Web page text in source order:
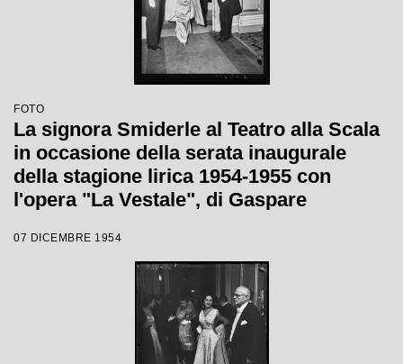
FOTO
La signora Smiderle al Teatro alla Scala
in occasione della serata inaugurale
della stagione lirica 1954-1955 con
l'opera "La Vestale", di Gaspare
la regia di Luchino Visconti
07 DICEMBRE 1954